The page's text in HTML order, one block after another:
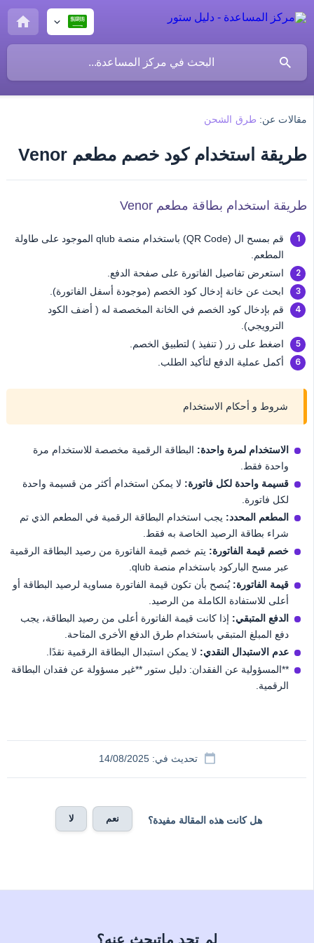
مقالات عن: طرق الشحن
طريقة استخدام كود خصم مطعم Venor
طريقة استخدام بطاقة مطعم Venor
قم بمسح ال (QR Code) باستخدام منصة qlub الموجود على طاولة
المطعم.
استعرض تفاصيل الفاتورة على صفحة الدفع.
ابحث عن خانة إدخال كود الخصم (موجودة أسفل الفاتورة).
قم بإدخال كود الخصم في الخانة المخصصة له ( أضف الكود
الترويجي).
اضغط على زر ( تنفيذ ) لتطبيق الخصم.
أكمل عملية الدفع لتأكيد الطلب.
شروط و أحكام الاستخدام
الاستخدام لمرة واحدة: البطاقة الرقمية مخصصة للاستخدام مرة
واحدة فقط.
قسيمة واحدة لكل فاتورة: لا يمكن استخدام أكثر من قسيمة واحدة
لكل فاتورة.
المطعم المحدد: يجب استخدام البطاقة الرقمية في المطعم الذي تم
شراء بطاقة الرصيد الخاصة به فقط.
خصم قيمة الفاتورة: يتم خصم قيمة الفاتورة من رصيد البطاقة الرقمية
عبر مسح الباركود باستخدام منصة qlub.
قيمة الفاتورة: يُنصح بأن تكون قيمة الفاتورة مساوية لرصيد البطاقة أو
أعلى للاستفادة الكاملة من الرصيد.
الدفع المتبقي: إذا كانت قيمة الفاتورة أعلى من رصيد البطاقة، يجب
دفع المبلغ المتبقي باستخدام طرق الدفع الأخرى المتاحة.
عدم الاستبدال النقدي: لا يمكن استبدال البطاقة الرقمية نقدًا.
**المسؤولية عن الفقدان: دليل ستور **غير مسؤولة عن فقدان البطاقة
الرقمية.
تحديث في: 14/08/2025
هل كانت هذه المقالة مفيدة؟ نعم لا
لم تجد ماتبحث عنه؟